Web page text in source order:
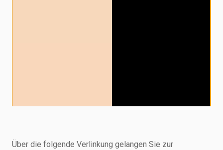
Über die folgende Verlinkung gelangen Sie zur